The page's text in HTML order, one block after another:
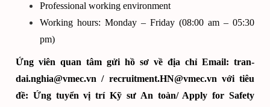
Professional working environment
Working hours: Monday – Friday (08:00 am – 05:30
pm)
Ứng viên quan tâm gửi hồ sơ về địa chỉ Email: tran-
dai.nghia@vmec.vn / recruitment.HN@vmec.vn với tiêu
đề: Ứng tuyển vị trí Kỹ sư An toàn/ Apply for Safety